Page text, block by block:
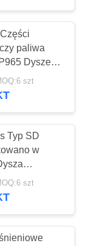
Rail
125
paliwa
Dysze
Części do
szt
Typ SD
w
paliwa
szt